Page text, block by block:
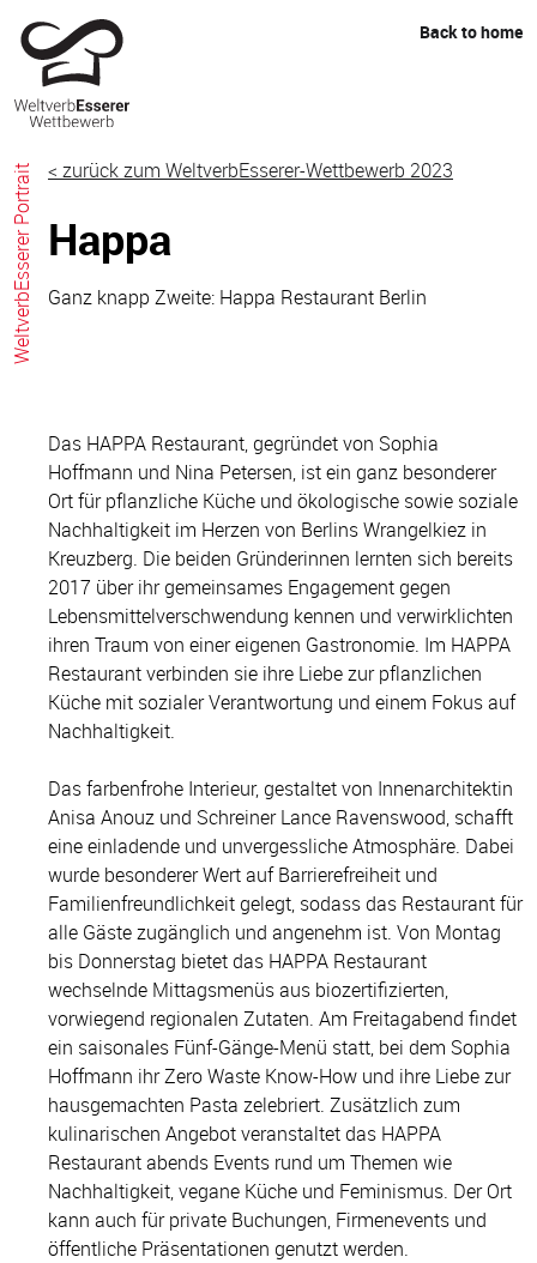
content
Back to home
WeltverbEsserer Portrait < zurück zum WeltverbEsserer-Wettbewerb 2023
Happa
Ganz knapp Zweite: Happa Restaurant Berlin
Das HAPPA Restaurant, gegründet von Sophia
Hoffmann und Nina Petersen, ist ein ganz besonderer
Ort für pflanzliche Küche und ökologische sowie soziale
Nachhaltigkeit im Herzen von Berlins Wrangelkiez in
Kreuzberg. Die beiden Gründerinnen lernten sich bereits
2017 über ihr gemeinsames Engagement gegen
Lebensmittelverschwendung kennen und verwirklichten
ihren Traum von einer eigenen Gastronomie. Im HAPPA
Restaurant verbinden sie ihre Liebe zur pflanzlichen
Küche mit sozialer Verantwortung und einem Fokus auf
Nachhaltigkeit.
Das farbenfrohe Interieur, gestaltet von Innenarchitektin
Anisa Anouz und Schreiner Lance Ravenswood, schafft
eine einladende und unvergessliche Atmosphäre. Dabei
wurde besonderer Wert auf Barrierefreiheit und
Familienfreundlichkeit gelegt, sodass das Restaurant für
alle Gäste zugänglich und angenehm ist. Von Montag
bis Donnerstag bietet das HAPPA Restaurant
wechselnde Mittagsmenüs aus biozertifizierten,
vorwiegend regionalen Zutaten. Am Freitagabend findet
ein saisonales Fünf-Gänge-Menü statt, bei dem Sophia
Hoffmann ihr Zero Waste Know-How und ihre Liebe zur
hausgemachten Pasta zelebriert. Zusätzlich zum
kulinarischen Angebot veranstaltet das HAPPA
Restaurant abends Events rund um Themen wie
Nachhaltigkeit, vegane Küche und Feminismus. Der Ort
kann auch für private Buchungen, Firmenevents und
öffentliche Präsentationen genutzt werden.